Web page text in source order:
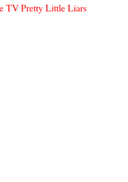
TV Pretty Little Liars